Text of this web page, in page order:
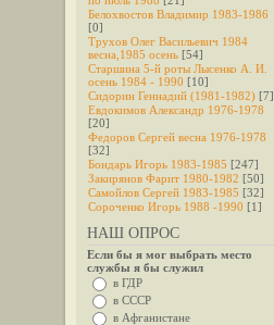
Белохвостов Владимир 1983-1986
[0]
Трухов Олег Васильевич 1984
весна,1985 осень [54]
Старшина 5-й роты Лысенко А. И.
осень 1984 - 1990 [10]
Сидорин Геннадий (1981-1982) [7]
Евдокимов Александр 1976-1978
[20]
Федоров Cергей весна 1976-1978
[32]
Бондарь Игорь 1983-1985 [247]
Закирянов Фарит 1980-1982 [50]
Самойлов Сергей 1983-1985 [32]
Сороченко Игорь 1988 -1990 [1]
НАШ ОПРОС
Если бы я мог выбрать место
службы я бы служил
в ГДР
в СССР
в Афганистане